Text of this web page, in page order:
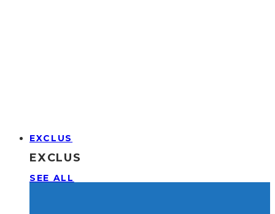
EXCLUS
EXCLUS
SEE ALL